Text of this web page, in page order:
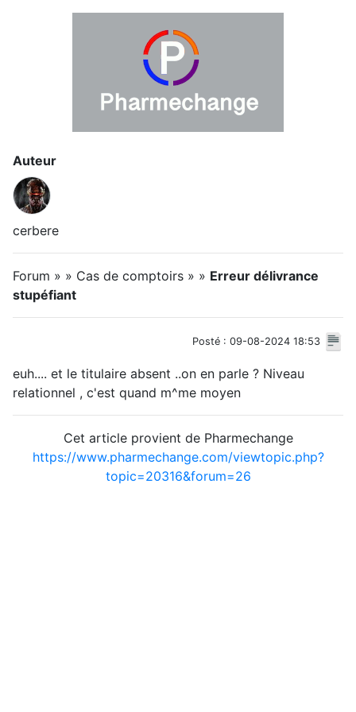
Auteur
cerbere
Forum » » Cas de comptoirs » » Erreur délivrance
stupéfiant
Posté : 09-08-2024 18:53
euh.... et le titulaire absent ..on en parle ? Niveau
relationnel , c'est quand m^me moyen
Cet article provient de Pharmechange
https://www.pharmechange.com/viewtopic.php?
topic=20316&forum=26